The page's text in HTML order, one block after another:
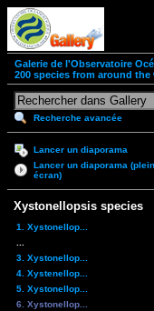
Galerie de l'Observatoire
200 species from around the
Recherche avancée
Lancer un diaporama
Lancer un diaporama (plein
écran)
Xystonellopsis species
1. Xystonellop...
3. Xystonellop...
4. Xystenellop...
5. Xystonellop...
6. Xystonellop...